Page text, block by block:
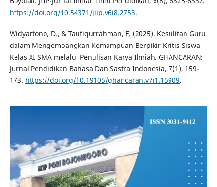
https://doi.org/10.54371/jiip.v6i8.2753.
Widyartono, D., & Taufiqurrahman, F. (2025). Kesulitan Guru
dalam Mengembangkan Kemampuan Berpikir Kritis Siswa
Kelas XI SMA melalui Penulisan Karya Ilmiah. GHANCARAN:
Jurnal Pendidikan Bahasa Dan Sastra Indonesia, 7(1), 159-
173. https://doi.org/10.19105/ghancaran.v7i1.15909.